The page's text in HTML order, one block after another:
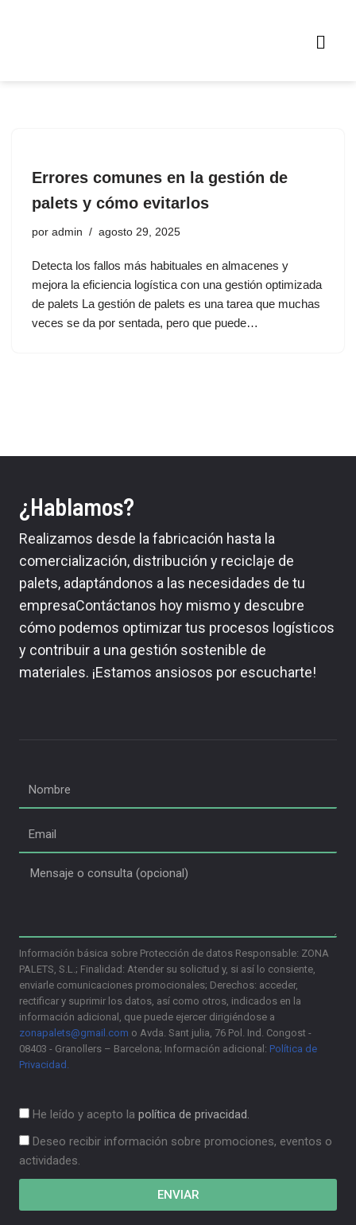
Errores comunes en la gestión de
palets y cómo evitarlos
por admin agosto 29, 2025
Detecta los fallos más habituales en almacenes y
mejora la eficiencia logística con una gestión optimizada
de palets La gestión de palets es una tarea que muchas
veces se da por sentada, pero que puede…
¿Hablamos?
Realizamos desde la fabricación hasta la
comercialización, distribución y reciclaje de
palets, adaptándonos a las necesidades de tu
empresaContáctanos hoy mismo y descubre
cómo podemos optimizar tus procesos logísticos
y contribuir a una gestión sostenible de
materiales. ¡Estamos ansiosos por escucharte!
Información básica sobre Protección de datos Responsable: ZONA
PALETS, S.L.; Finalidad: Atender su solicitud y, si así lo consiente,
enviarle comunicaciones promocionales; Derechos: acceder,
rectificar y suprimir los datos, así como otros, indicados en la
información adicional, que puede ejercer dirigiéndose a
zonapalets@gmail.com o Avda. Sant julia, 76 Pol. Ind. Congost -
08403 - Granollers – Barcelona; Información adicional: Política de
Privacidad.
He leído y acepto la política de privacidad.
Deseo recibir información sobre promociones, eventos o
actividades.
ENVIAR